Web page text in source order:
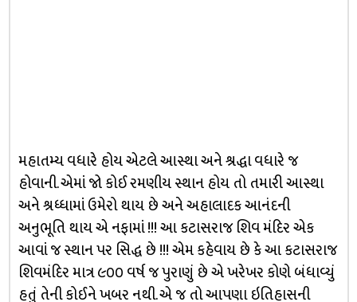
મહાતમ્ય વધારે હોય એટલે આસ્થા અને શ્રદ્ધા વધારે જ
હોવાની. એમાં જો કોઈ રમણીય સ્થાન હોય તો તમારી આસ્થા
અને શ્રધ્ધામાં ઉમેરો થાય છે અને અહાલાદક આનંદની
અનુભૂતિ થાય એ નફામાં !!! આ કટાસરાજ શિવ મંદિર એક
આવાં જ સ્થાન પર સિદ્ધ છે !!! એમ કહેવાય છે કે આ કટાસરાજ
શિવમંદિર માત્ર ૯૦૦ વર્ષ જ પુરાણું છે એ ખરેખર કોણે બંધાવ્યું
હતું તેની કોઈને ખબર નથી. એ જ તો આપણા ઇતિહાસની